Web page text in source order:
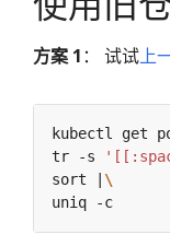
方案 1 ： 试试上
kubectl get
tr -s
sort |